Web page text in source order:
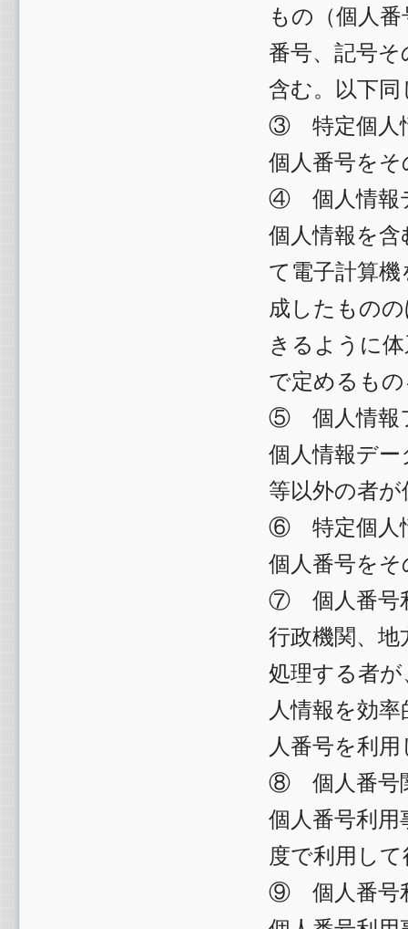
もの（個人
番号、記号
含む。以下
③ 特定個人
個人番号を
④ 個人情報
個人情報を
て電子計算
成したもの
きるように
で定めるも
⑤ 個人情報
個人情報デ
等以外の者
⑥ 特定個人
個人番号を
⑦ 個人番号
行政機関、
処理する者
人情報を効
人番号を利
⑧ 個人番号
個人番号利
度で利用し
⑨ 個人番号